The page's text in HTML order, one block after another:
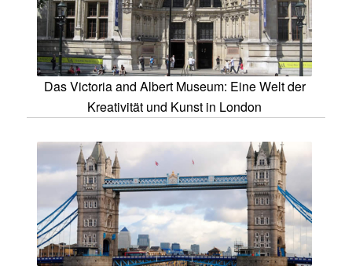
Das Victoria and Albert Museum: Eine Welt der
Kreativität und Kunst in London